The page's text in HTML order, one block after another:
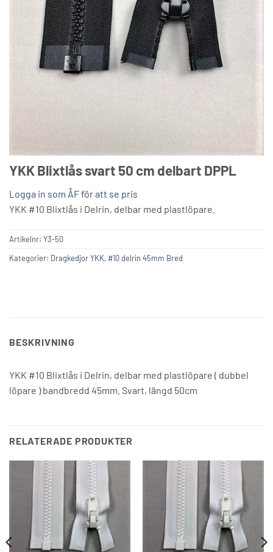
YKK Blixtlås svart 50 cm delbart DPPL
Logga in som ÅF för att se pris
YKK #10 Blixtlås i Delrin, delbar med plastlöpare.
Artikelnr: Y3-50
Kategorier: Dragkedjor YKK, #10 delrin 45mm Bred
BESKRIVNING
YKK #10 Blixtlås i Delrin, delbar med plastlöpare ( dubbel
löpare ) bandbredd 45mm. Svart, längd 50cm
RELATERADE PRODUKTER